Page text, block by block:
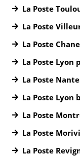
La Poste
La Poste
La Poste
La Poste Lyon
La Poste
La Poste Lyon
La Poste
La Poste
La Poste